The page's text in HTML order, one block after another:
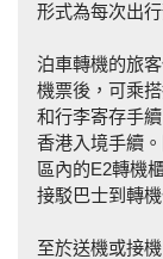
形式為每次出
泊車轉機的旅
機票後，可乘
和行李寄存手
香港入境手續
區內的E2轉機
接駁巴士到轉
至於送機或接